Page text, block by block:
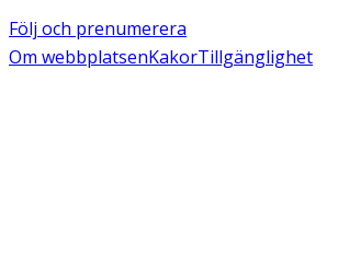
Följ och prenumerera
Om webbplatsenKakorTillgänglighet